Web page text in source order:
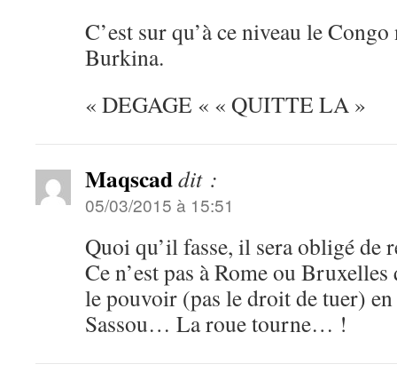
C’est sur qu’à ce niveau le Congo
Burkina.
« DEGAGE « « QUITTE LA »
Maqscaddit :
05/03/2015 à 15:51
Quoi qu’il fasse, il sera obligé de
Ce n’est pas à Rome ou
le pouvoir (pas le droit de tuer) en
Sassou… La roue tourne… !